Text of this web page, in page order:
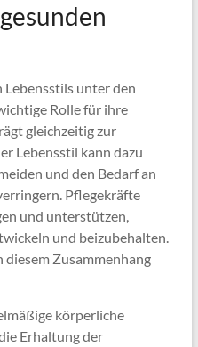
Lebensstils unter den
Rolle für ihre
gleichzeitig zur
Lebensstil kann dazu
und den Bedarf an
Pflegekräfte
und unterstützen,
und beizubehalten.
diesem Zusammenhang
körperliche
Erhaltung der